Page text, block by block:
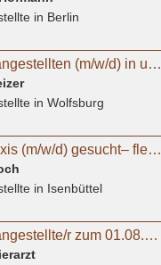
in Berlin
Tiermedizinischen Fachangestellten (m/w/d) in unserer Kleintierarztpraxis in Fallersleben
in Wolfsburg
Mitarbeiter für Tierarztpraxis (m/w/d) gesucht– flexible Arbeitszeiten, moderne Praxis
in Isenbüttel
Tiermedizinische/r Fachangestellte/r zum 01.08.2026